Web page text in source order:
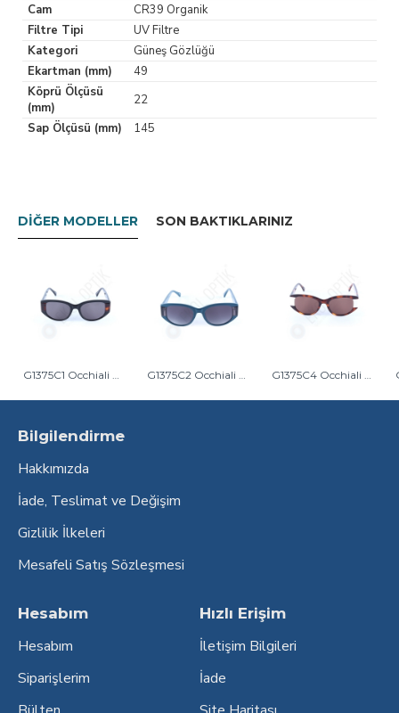
Cam
CR39 Organik
Filtre Tipi
UV Filtre
Kategori
Güneş Gözlüğü
Ekartman (mm)
49
Köprü Ölçüsü
(mm)
22
Sap Ölçüsü (mm)
145
DIĞER MODELLER SON BAKTIKLARINIZ
G1375C1 Occhiali Di Gio Kadın Güneş Gözlüğü Siyah G1375C2 Occhiali Di Gio Kadın Güneş Gözlüğü Mavi G1375C4 Occhiali Di Gio Kadın Güneş Gözlüğü Kahverengi Kırçıllı
Bilgilendirme
Hakkımızda
İade, Teslimat ve Değişim
Gizlilik İlkeleri
Mesafeli Satış Sözleşmesi
Hesabım
Hesabım
Siparişlerim
Hızlı Erişim
İletişim Bilgileri
İade